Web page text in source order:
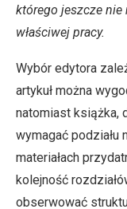
którego jeszcze nie
właściwej pracy.
Wybór edytora
artykuł można
natomiast książka,
wymagać podziału
materiałach
kolejność
obserwować